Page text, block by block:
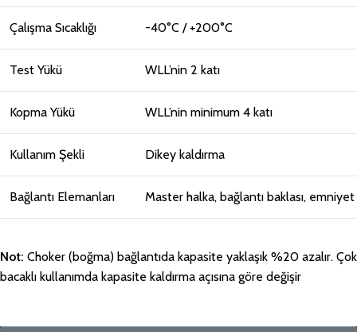
Çalışma Sıcaklığı -40°C / +200°C
Test Yükü WLL’nin 2 katı
Kopma Yükü WLL’nin minimum 4 katı
Kullanım Şekli Dikey kaldırma
Bağlantı Elemanları Master halka, bağlantı baklası,
Not: Choker (boğma) bağlantıda kapasite yaklaşık %20 azalır. Çok
bacaklı kullanımda kapasite kaldırma açısına göre değişir